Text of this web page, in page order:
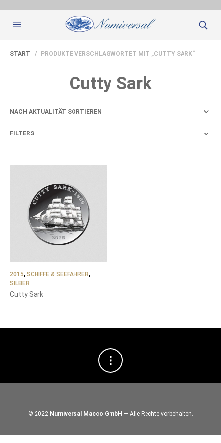
START / PRODUKTE VERSCHLAGWORTET MIT „CUTTY SARK“
Cutty Sark
FILTERS
2015, SCHIFFE & SEEFAHRER,
SILBER
Cutty Sark
© 2022 Numiversal Macco GmbH — Alle Rechte vorbehalten.